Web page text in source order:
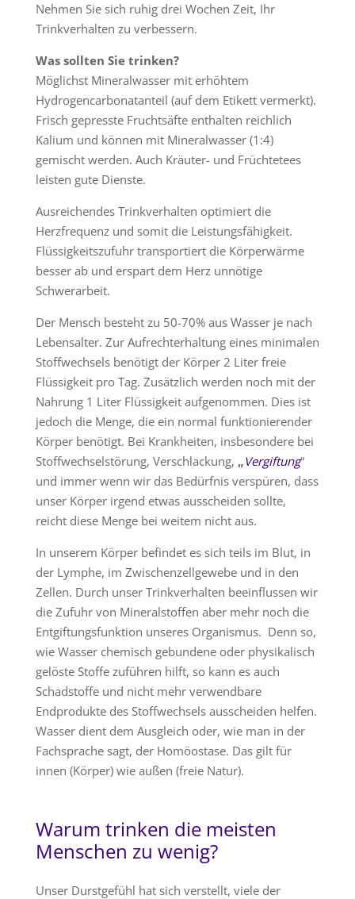
Nehmen Sie sich ruhig drei Wochen Zeit, Ihr
Trinkverhalten zu verbessern.
Was sollten Sie trinken?
Möglichst Mineralwasser mit erhöhtem
Hydrogencarbonatanteil (auf dem Etikett vermerkt).
Frisch gepresste Fruchtsäfte enthalten reichlich
Kalium und können mit Mineralwasser (1:4)
gemischt werden. Auch Kräuter- und Früchtetees
leisten gute Dienste.
Ausreichendes Trinkverhalten optimiert die
Herzfrequenz und somit die Leistungsfähigkeit.
Flüssigkeitszufuhr transportiert die Körperwärme
besser ab und erspart dem Herz unnötige
Schwerarbeit.
Der Mensch besteht zu 50-70% aus Wasser je nach
Lebensalter. Zur Aufrechterhaltung eines minimalen
Stoffwechsels benötigt der Körper 2 Liter freie
Flüssigkeit pro Tag. Zusätzlich werden noch mit der
Nahrung 1 Liter Flüssigkeit aufgenommen. Dies ist
jedoch die Menge, die ein normal funktionierender
Körper benötigt. Bei Krankheiten, insbesondere bei
Stoffwechselstörung, Verschlackung, „Vergiftung“
und immer wenn wir das Bedürfnis verspüren, dass
unser Körper irgend etwas ausscheiden sollte,
reicht diese Menge bei weitem nicht aus.
In unserem Körper befindet es sich teils im Blut, in
der Lymphe, im Zwischenzellgewebe und in den
Zellen. Durch unser Trinkverhalten beeinflussen wir
die Zufuhr von Mineralstoffen aber mehr noch die
Entgiftungsfunktion unseres Organismus. Denn so,
wie Wasser chemisch gebundene oder physikalisch
gelöste Stoffe zuführen hilft, so kann es auch
Schadstoffe und nicht mehr verwendbare
Endprodukte des Stoffwechsels ausscheiden helfen.
Wasser dient dem Ausgleich oder, wie man in der
Fachsprache sagt, der Homöostase. Das gilt für
innen (Körper) wie außen (freie Natur).
Warum trinken die meisten
Menschen zu wenig?
Unser Durstgefühl hat sich verstellt, viele der